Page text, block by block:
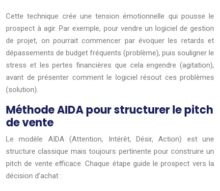
Cette technique crée une tension émotionnelle qui pousse le
prospect à agir. Par exemple, pour vendre un logiciel de gestion
de projet, on pourrait commencer par évoquer les retards et
dépassements de budget fréquents (problème), puis souligner le
stress et les pertes financières que cela engendre (agitation),
avant de présenter comment le logiciel résout ces problèmes
(solution).
Méthode AIDA pour structurer le pitch
de vente
Le modèle AIDA (Attention, Intérêt, Désir, Action) est une
structure classique mais toujours pertinente pour construire un
pitch de vente efficace. Chaque étape guide le prospect vers la
décision d’achat :